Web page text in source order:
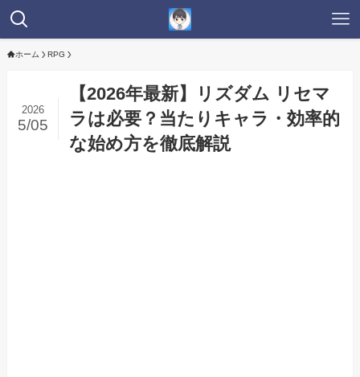
ホーム RPG
【2026年最新】リズダム リセマ
ラは必要？当たりキャラ・効率的
な始め方を徹底解説
2026
5/05